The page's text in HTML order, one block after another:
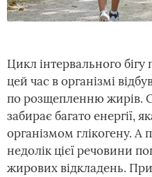
Цикл інтервального
цей час в організмі
по розщепленню жирів.
забирає багато енергії,
організмом глікогену. А
недолік цієї речовини
жирових відкладень.